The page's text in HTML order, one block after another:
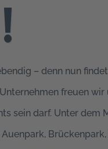
– denn nun
freuen wir
sein darf. Unter dem